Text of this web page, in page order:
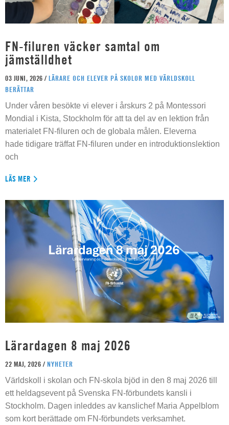
FN-filuren väcker samtal om
jämställdhet
03 JUNI, 2026 / LÄRARE OCH ELEVER PÅ SKOLOR MED VÄRLDSKOLL
BERÄTTAR
Under våren besökte vi elever i årskurs 2 på Montessori
Mondial i Kista, Stockholm för att ta del av en lektion från
materialet FN-filuren och de globala målen. Eleverna
hade tidigare träffat FN-filuren under en introduktionslektion
och
LÄS MER
Lärardagen 8 maj 2026
22 MAJ, 2026 / NYHETER
Världskoll i skolan och FN-skola bjöd in den 8 maj 2026 till
ett heldagsevent på Svenska FN-förbundets kansli i
Stockholm. Dagen inleddes av kanslichef Maria Appelblom
som kort berättade om FN-förbundets verksamhet.